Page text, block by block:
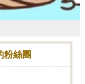
粉絲團